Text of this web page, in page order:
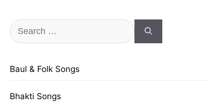
Search
for:
Baul & Folk Songs
Bhakti Songs